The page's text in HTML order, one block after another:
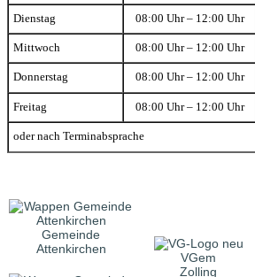
Dienstag 08:00 Uhr – 12:00 Uhr
Mittwoch 08:00 Uhr – 12:00 Uhr
Donnerstag 08:00 Uhr – 12:00 Uhr
Freitag 08:00 Uhr – 12:00 Uhr
oder nach Terminabsprache
Gemeinde
Attenkirchen
VGem
Zolling